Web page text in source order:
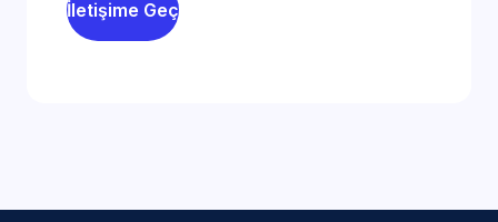
İletişime Geç